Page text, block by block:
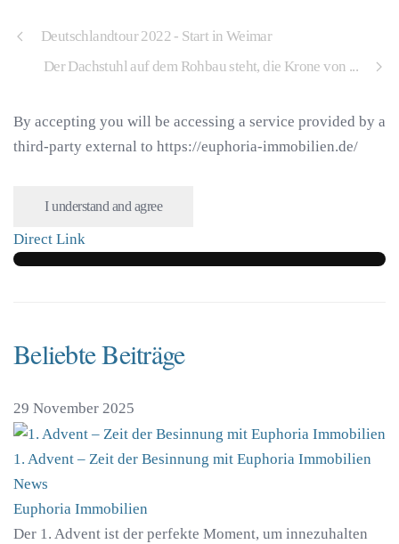
Deutschlandtour 2022 - Start in Weimar
Der Dachstuhl auf dem Rohbau steht, die Krone von ...
By accepting you will be accessing a service provided by a
third-party external to https://euphoria-immobilien.de/
I understand and agree
Direct Link
Beliebte Beiträge
29 November 2025
1. Advent – Zeit der Besinnung mit Euphoria Immobilien
News
Euphoria Immobilien
Der 1. Advent ist der perfekte Moment, um innezuhalten